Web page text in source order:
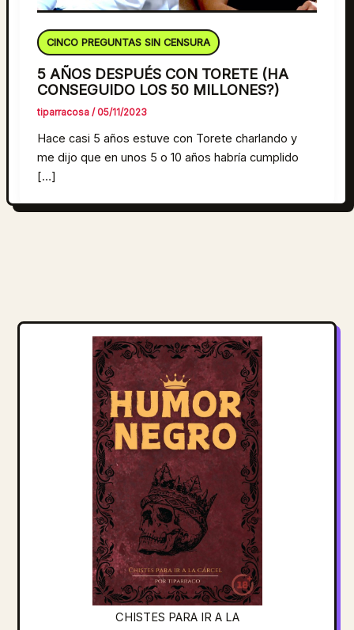
CINCO PREGUNTAS SIN CENSURA
5 AÑOS DESPUÉS CON TORETE (HA
CONSEGUIDO LOS 50 MILLONES?)
tiparracosa/ 05/11/2023
Hace casi 5 años estuve con Torete charlando y
me dijo que en unos 5 o 10 años habría cumplido
[…]
CHISTES PARA IR A LA